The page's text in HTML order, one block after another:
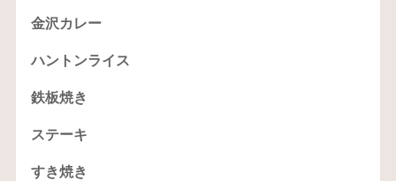
金沢カレー
ハントンライス
鉄板焼き
ステーキ
すき焼き